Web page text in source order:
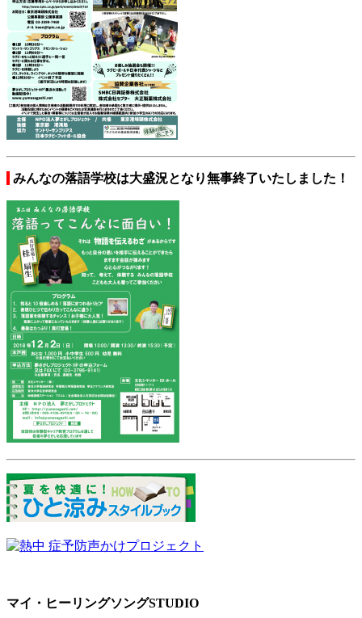
みんなの落語学校は大盛況となり無事終了いたしました！
マイ・ヒーリングソングSTUDIO